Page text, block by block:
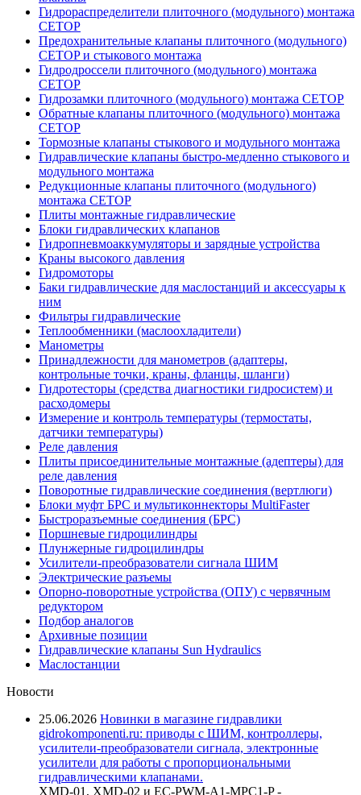
Гидрораспределители плиточного (модульного) монтажa
CETOP
Предохранительные клапаны плиточного (модульного)
CETOP и стыкового монтажа
Гидродроссели плиточного (модульного) монтажа
CETOP
Гидрозамки плиточного (модульного) монтажа CETOP
Обратные клапаны плиточного (модульного) монтажа
CETOP
Тормозные клапаны стыкового и модульного монтажа
Гидравлические клапаны быстро-медленно стыкового и
модульного монтажа
Редукционные клапаны плиточного (модульного)
монтажа CETOP
Плиты монтажные гидравлические
Блоки гидравлических клапанов
Гидропневмоаккумуляторы и зарядные устройства
Краны высокого давления
Гидромоторы
Баки гидравлические для маслостанций и аксессуары к
ним
Фильтры гидравлические
Теплообменники (маслоохладители)
Манометры
Принадлежности для манометров (адаптеры,
контрольные точки, краны, фланцы, шланги)
Гидротесторы (средства диагностики гидросистем) и
расходомеры
Измерение и контроль температуры (термостаты,
датчики температуры)
Реле давления
Плиты присоединительные монтажные (адептеры) для
реле давления
Поворотные гидравлические соединения (вертлюги)
Блоки муфт БРС и мультиконнекторы MultiFaster
Быстроразъемные соединения (БРС)
Поршневые гидроцилиндры
Плунжерные гидроцилиндры
Усилители-преобразователи сигнала ШИМ
Электрические разъемы
Опорно-поворотные устройства (ОПУ) с червячным
редуктором
Подбор аналогов
Архивные позиции
Гидравлические клапаны Sun Hydraulics
Маслостанции
Новости
25.06.2026 Новинки в магазине гидравлики
gidrokomponenti.ru: приводы с ШИМ, контроллеры,
усилители-преобразователи сигнала, электронные
усилители для работы с пропорциональными
гидравлическими клапанами.
XMD-01, XMD-02 и EC-PWM-A1-MPC1-P -